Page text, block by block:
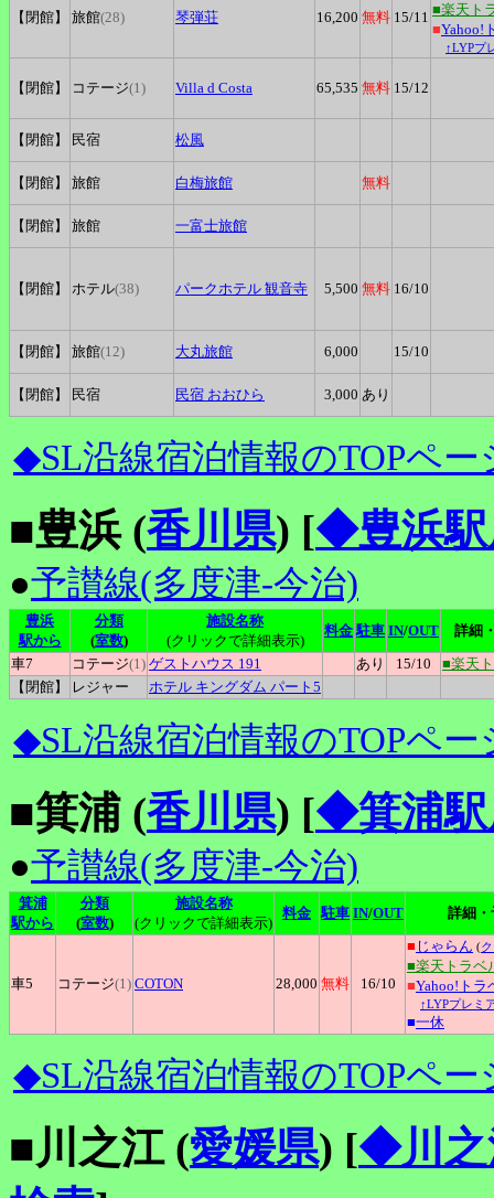
【閉館】 旅館(28) 琴弾荘 16,200 無料 15/11 ■楽天ト
■Yahoo!
↑LYPプ
【閉館】 コテージ(1) Villa d Costa 65,535 無料 15/12
【閉館】 民宿 松風
【閉館】 旅館 白梅旅館 無料
【閉館】 旅館 一富士旅館
【閉館】 ホテル(38) パークホテル 観音寺 5,500 無料 16/10
【閉館】 旅館(12) 大丸旅館 6,000 15/10
【閉館】 民宿 民宿 おおひら 3,000 あり
◆SL沿線宿泊情報のTOPペー
■豊浜 (香川県) [◆豊浜駅
●予讃線(多度津-今治)
豊浜
駅から
分類
(室数)
施設名称
(クリックで詳細表示)
料金 駐車 IN/OUT
詳細
車7
コテージ(1) ゲストハウス 191 あり 15/10
■楽天
【閉館】
レジャー ホテル キングダム パート5
◆SL沿線宿泊情報のTOPペー
■箕浦 (香川県) [◆箕浦駅
●予讃線(多度津-今治)
箕浦
駅から
分類
(室数)
施設名称
(クリックで詳細表示)
料金 駐車 IN/OUT 詳細・
車5 コテージ(1) COTON 28,000 無料 16/10
■ じゃらん (
■楽天トラベ
■Yahoo!トラ
↑LYPプレミ
■一休
◆SL沿線宿泊情報のTOPペー
■川之江 (愛媛県) [◆川之